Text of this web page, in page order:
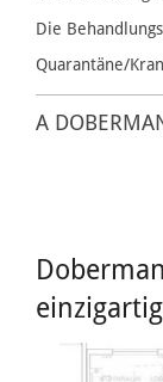
Die
Quarantäne/
A